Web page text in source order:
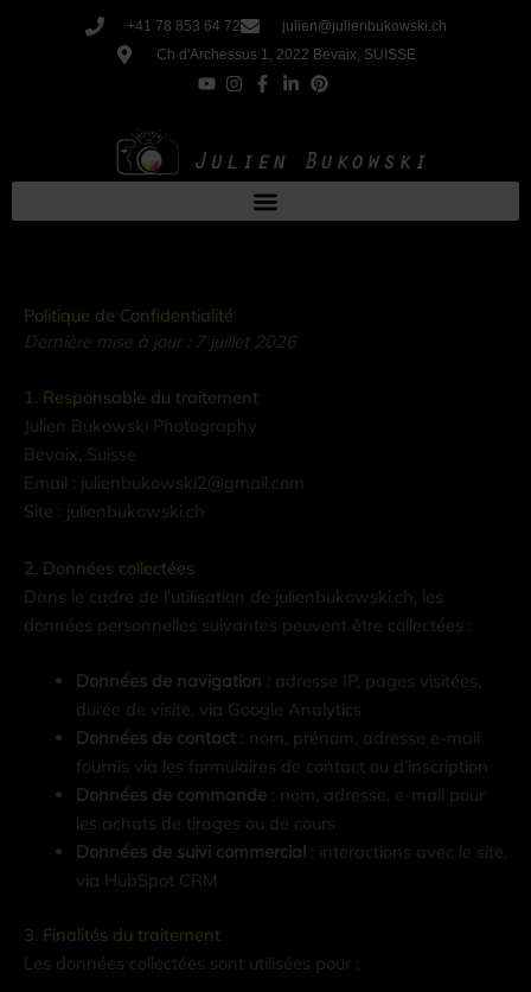
+41 78 853 64 72
julien@julienbukowski.ch
Ch d'Archessus 1, 2022 Bevaix, SUISSE
Politique de Confidentialité
Dernière mise à jour : 7 juillet 2026
1. Responsable du traitement
Julien Bukowski Photography
Bevaix, Suisse
Email : julienbukowski2@gmail.com
Site : julienbukowski.ch
2. Données collectées
Dans le cadre de l’utilisation de julienbukowski.ch, les
données personnelles suivantes peuvent être collectées :
Données de navigation : adresse IP, pages visitées,
durée de visite, via Google Analytics
Données de contact: nom, prénom, adresse e-mail
fournis via les formulaires de contact ou d’inscription
Données de commande: nom, adresse, e-mail pour
les achats de tirages ou de cours
Données de suivi commercial: interactions avec le site,
via HubSpot CRM
3. Finalités du traitement
Les données collectées sont utilisées pour :